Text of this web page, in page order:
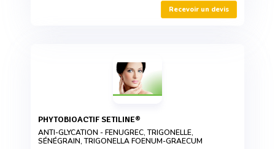
Recevoir un devis
PHYTOBIOACTIF SETILINE®
ANTI-GLYCATION - FENUGREC, TRIGONELLE,
SÉNÉGRAIN, TRIGONELLA FOENUM-GRAECUM